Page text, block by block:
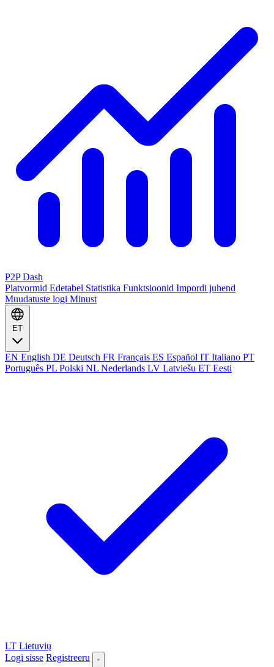
P2P Dash
Platvormid Edetabel Statistika Funktsioonid Impordi juhend
Muudatuste logi Minust
ET
EN English DE Deutsch FR Français ES Español IT Italiano PT
Português PL Polski NL Nederlands LV Latviešu ET Eesti
LT Lietuvių
Logi sisse Registreeru